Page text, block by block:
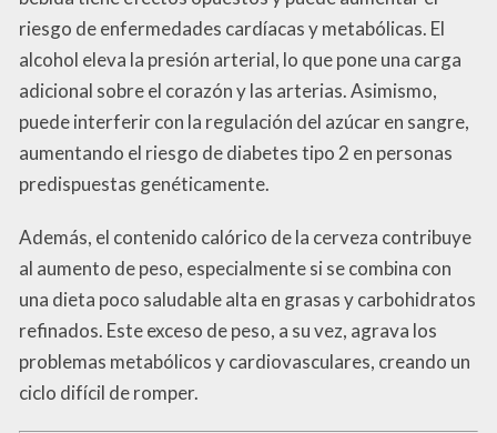
riesgo de enfermedades cardíacas y metabólicas. El
alcohol eleva la presión arterial, lo que pone una carga
adicional sobre el corazón y las arterias. Asimismo,
puede interferir con la regulación del azúcar en sangre,
aumentando el riesgo de diabetes tipo 2 en personas
predispuestas genéticamente.
Además, el contenido calórico de la cerveza contribuye
al aumento de peso, especialmente si se combina con
una dieta poco saludable alta en grasas y carbohidratos
refinados. Este exceso de peso, a su vez, agrava los
problemas metabólicos y cardiovasculares, creando un
ciclo difícil de romper.